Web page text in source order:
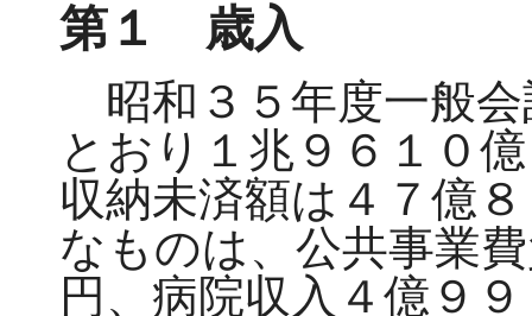
第１ 歳入
昭和３５年度一般会
とおり１兆９６１０
収納未済額は４７億
なものは、公共事業
円、病院収入４億９